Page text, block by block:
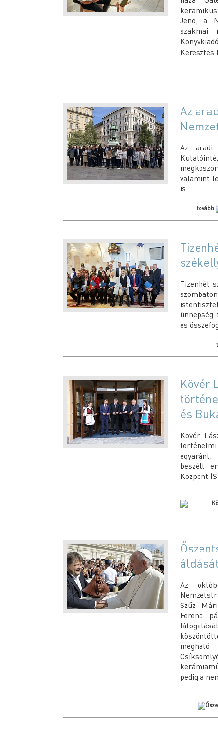
Jenő, a
szakmai
Keresztes
Az
Az aradi
valamint
is.
tovább
Tizenhét
ünnepség
és
Kövér
és
Kövér
egyaránt.
beszélt
Központ
Az
Szűz
Ferenc
pedig a